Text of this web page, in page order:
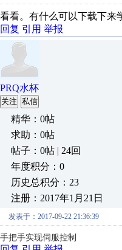
看看。有什么可以下载下来
回复 引用 举报
PRQ水杯
关注 私信
精华：0帖
求助：0帖
帖子：0帖 | 24回
年度积分：0
历史总积分：23
注册：2017年1月21日
发表于：2017-09-22 21:36:39
手把手实现伺服控制